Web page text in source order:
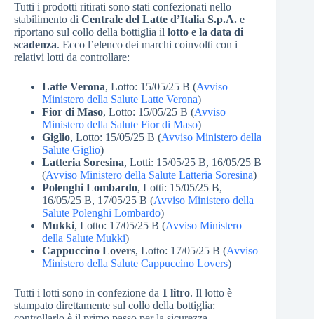
Tutti i prodotti ritirati sono stati confezionati nello
stabilimento di Centrale del Latte d’Italia S.p.A. e
riportano sul collo della bottiglia il lotto e la data di
scadenza. Ecco l’elenco dei marchi coinvolti con i
relativi lotti da controllare:
Latte Verona, Lotto: 15/05/25 B (Avviso
Ministero della Salute Latte Verona)
Fior di Maso, Lotto: 15/05/25 B (Avviso
Ministero della Salute Fior di Maso)
Giglio, Lotto: 15/05/25 B (Avviso Ministero della
Salute Giglio)
Latteria Soresina, Lotti: 15/05/25 B, 16/05/25 B
(Avviso Ministero della Salute Latteria Soresina)
Polenghi Lombardo, Lotti: 15/05/25 B,
16/05/25 B, 17/05/25 B (Avviso Ministero della
Salute Polenghi Lombardo)
Mukki, Lotto: 17/05/25 B (Avviso Ministero
della Salute Mukki)
Cappuccino Lovers, Lotto: 17/05/25 B (Avviso
Ministero della Salute Cappuccino Lovers)
Tutti i lotti sono in confezione da 1 litro. Il lotto è
stampato direttamente sul collo della bottiglia: